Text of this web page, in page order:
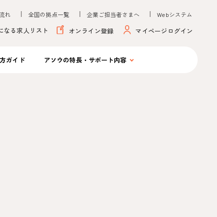
れ 全国の拠点一覧 企業ご担当者さまへ Webシステム
なる求人リスト オンライン登録 マイページログイン
ガイド アソウの特長・サポート内容